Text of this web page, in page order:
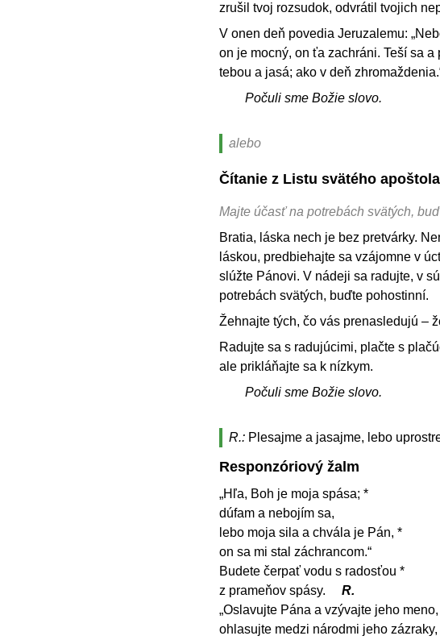
zrušil tvoj rozsudok, odvrátil tvojich
V onen deň povedia Jeruzalemu:
on je mocný, on ťa zachráni. Teší sa
tebou a jasá; ako v deň
Počuli sme Božie slovo.
alebo
Čítanie z Listu svätého
Majte účasť na potrebách svätých,
Bratia, láska nech je bez pretvárky.
láskou, predbiehajte sa vzájomne v
slúžte Pánovi. V nádeji sa radujte, v
potrebách svätých, buďte pohostinní.
Žehnajte tých, čo vás prenasledujú –
Radujte sa s radujúcimi, plačte s
ale prikláňajte sa k nízkym.
Počuli sme Božie slovo.
R.: Plesajme a jasajme, lebo
Responzóriový žalm
„Hľa, Boh je moja spása; *
dúfam a nebojím sa,
lebo moja sila a chvála je Pán, *
on sa mi stal záchrancom.“
Budete čerpať vodu s radosťou *
z prameňov spásy.
R.
„Oslavujte Pána a vzývajte jeho meno,
ohlasujte medzi národmi jeho zázraky,